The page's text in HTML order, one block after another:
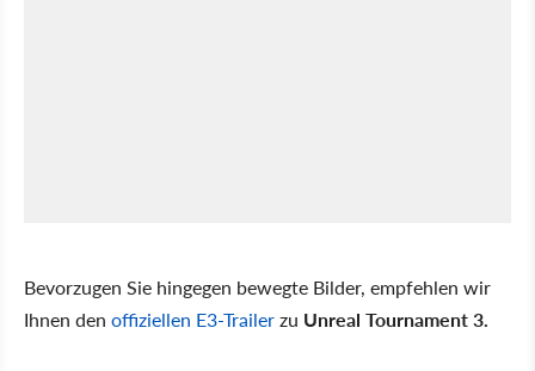
Bevorzugen Sie hingegen bewegte Bilder, empfehlen wir
Ihnen den offiziellen E3-Trailerzu Unreal Tournament 3.